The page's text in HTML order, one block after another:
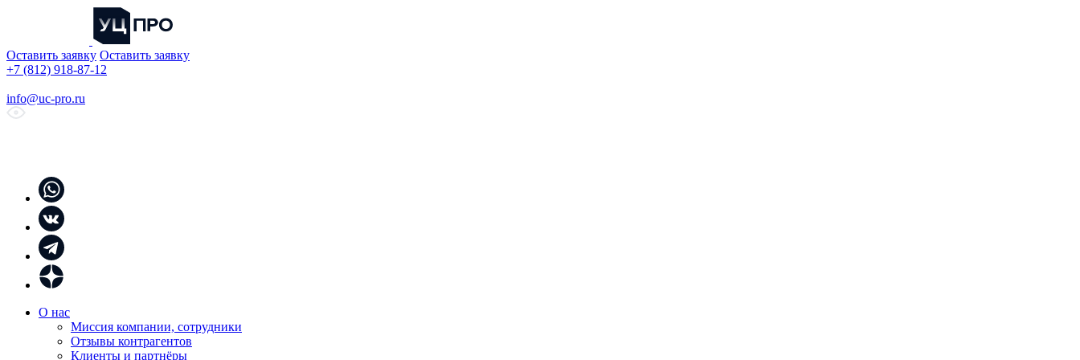
Оставить заявку Оставить заявку
+7 (812) 918-87-12
info@uc-pro.ru
О нас
Миссия компании, сотрудники
Отзывы контрагентов
Клиенты и партнёры